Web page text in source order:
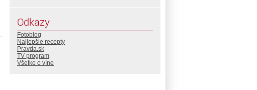
Odkazy
Fotoblog
Najlepšie recepty
Pravda.sk
TV program
Všetko o víne